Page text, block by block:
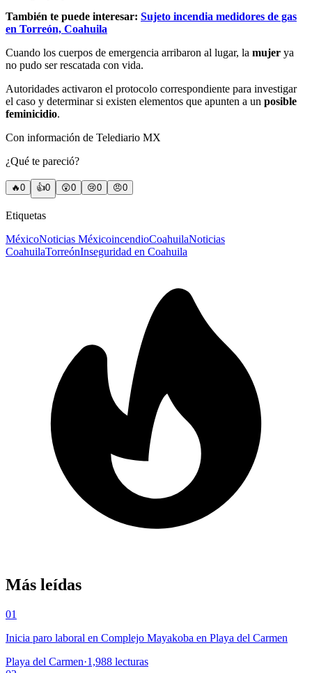
También te puede interesar: Sujeto incendia medidores de gas
en Torreón, Coahuila
Cuando los cuerpos de emergencia arribaron al lugar, la mujer ya
no pudo ser rescatada con vida.
Autoridades activaron el protocolo correspondiente para investigar
el caso y determinar si existen elementos que apunten a un posible
feminicidio.
Con información de Telediario MX
¿Qué te pareció?
🔥0 👍0 😲0 😢0 😠0
Etiquetas
MéxicoNoticias MéxicoincendioCoahuilaNoticias
CoahuilaTorreónInseguridad en Coahuila
Más leídas
01
Inicia paro laboral en Complejo Mayakoba en Playa del Carmen
Playa del Carmen·1,988 lecturas